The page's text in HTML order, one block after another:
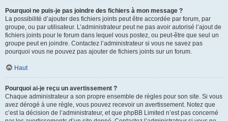
Pourquoi ne puis-je pas joindre des fichiers à mon message ?
La possibilité d’ajouter des fichiers joints peut être accordée par forum, par
groupe, ou par utilisateur. L’administrateur peut ne pas avoir autorisé l’ajout de
fichiers joints pour le forum dans lequel vous postez, ou peut-être que seul un
groupe peut en joindre. Contactez l’administrateur si vous ne savez pas
pourquoi vous ne pouvez pas ajouter de fichiers joints sur un forum.
Haut
Pourquoi ai-je reçu un avertissement ?
Chaque administrateur a son propre ensemble de règles pour son site. Si vous
avez dérogé à une règle, vous pouvez recevoir un avertissement. Notez que
c’est la décision de l’administrateur, et que phpBB Limited n’est pas concerné